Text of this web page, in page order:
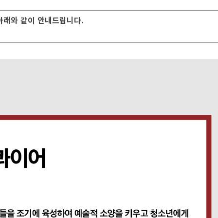
래와 같이 안내드립니다.